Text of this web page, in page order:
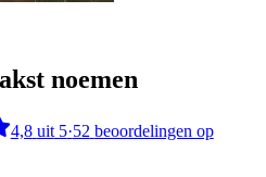
noemen
4,8 uit5·52 beoordelingen op